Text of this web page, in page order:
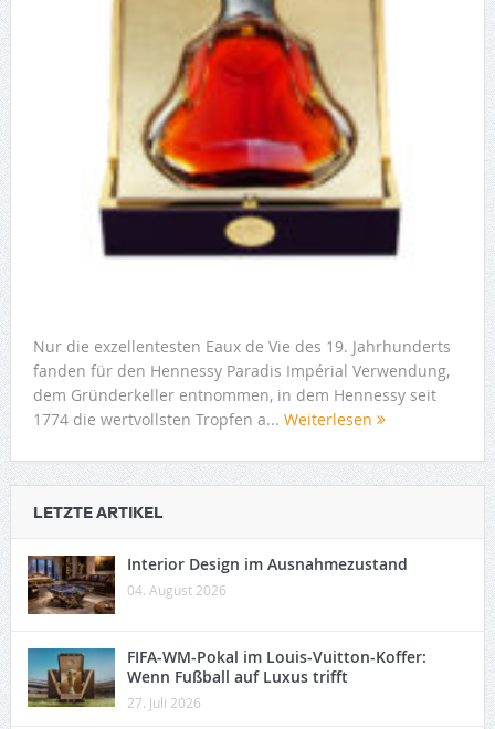
Nur die exzellentesten Eaux de Vie des 19. Jahrhunderts
fanden für den Hennessy Paradis Impérial Verwendung,
dem Gründerkeller entnommen, in dem Hennessy seit
1774 die wertvollsten Tropfen a... Weiterlesen
LETZTE ARTIKEL
Interior Design im Ausnahmezustand
04. August 2026
FIFA-WM-Pokal im Louis-Vuitton-Koffer:
Wenn Fußball auf Luxus trifft
27. Juli 2026